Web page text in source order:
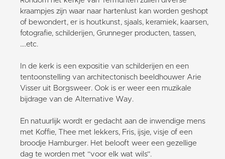
kraampjes zijn waar naar hartenlust kan worden geshopt
of bewondert, er is houtkunst, sjaals, keramiek, kaarsen,
fotografie, schilderijen, Grunneger producten, tassen,
….etc.
In de kerk is een expositie van schilderijen en een
tentoonstelling van architectonisch beeldhouwer Arie
Visser uit Borgsweer. Ook is er weer een muzikale
bijdrage van de Alternative Way.
En natuurlijk wordt er gedacht aan de inwendige mens
met Koffie, Thee met lekkers, Fris, ijsje, visje of een
broodje Hamburger. Het belooft weer een gezellige
dag te worden met “voor elk wat wils”.